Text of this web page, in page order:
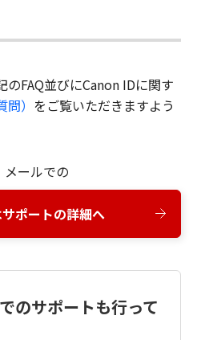
FAQ並びにCanon IDに関す
） をご覧いただきますよう
メールでの
ポートの詳細へ
のサポートも行って